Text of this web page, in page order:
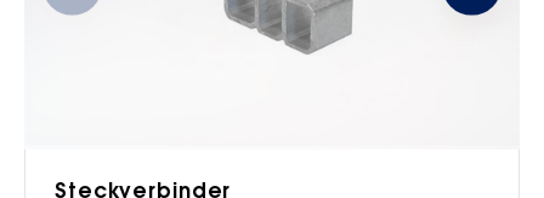
Steckverbinder